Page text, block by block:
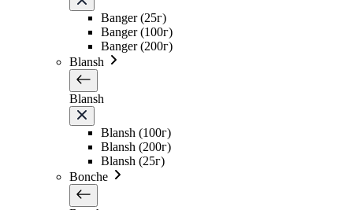
Banger (25г)
Banger (100г)
Banger (200г)
Blansh
Blansh
Blansh (100г)
Blansh (200г)
Blansh (25г)
Bonche